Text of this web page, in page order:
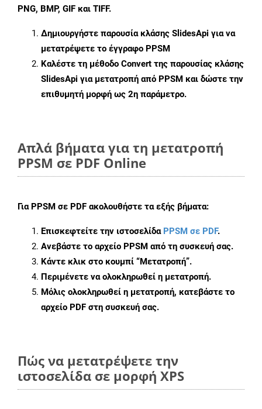
PNG, BMP, GIF και TIFF.
Δημιουργήστε παρουσία κλάσης SlidesApi για να
μετατρέψετε το έγγραφο PPSM
Καλέστε τη μέθοδο Convert της παρουσίας κλάσης
SlidesApi για μετατροπή από PPSM και δώστε την
επιθυμητή μορφή ως 2η παράμετρο.
Απλά βήματα για τη μετατροπή
PPSM σε PDF Online
Για PPSM σε PDF ακολουθήστε τα εξής βήματα:
Επισκεφτείτε την ιστοσελίδα PPSM σε PDF.
Ανεβάστε το αρχείο PPSM από τη συσκευή σας.
Κάντε κλικ στο κουμπί “Μετατροπή”.
Περιμένετε να ολοκληρωθεί η μετατροπή.
Μόλις ολοκληρωθεί η μετατροπή, κατεβάστε το
αρχείο PDF στη συσκευή σας.
Πώς να μετατρέψετε την
ιστοσελίδα σε μορφή XPS